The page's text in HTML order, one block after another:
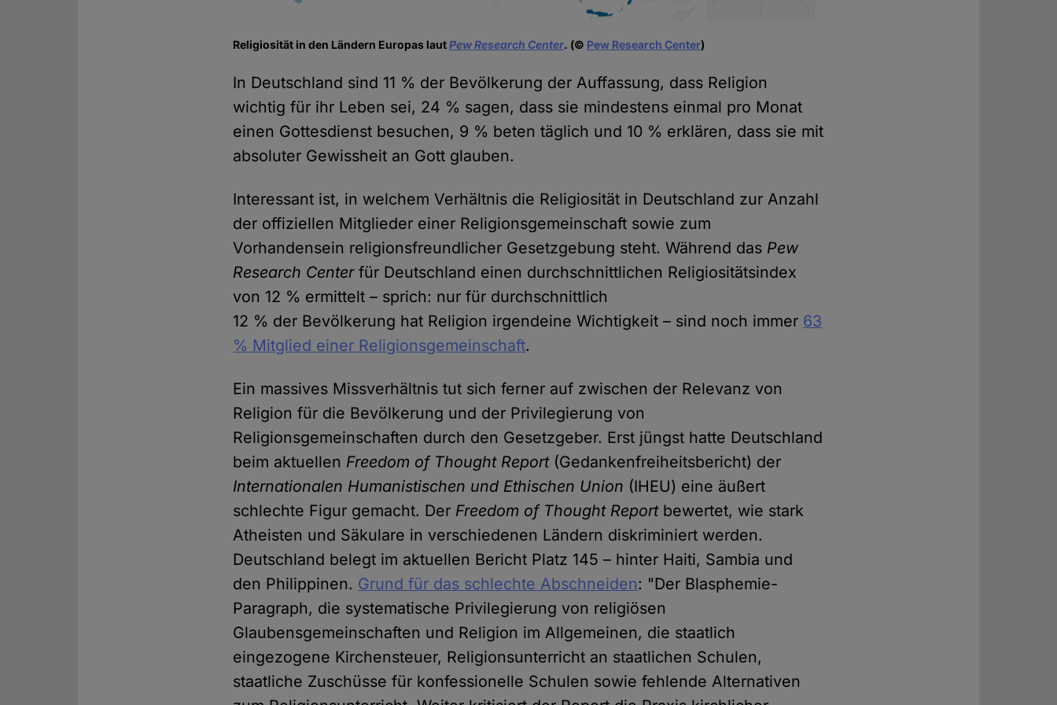
Religiosität in den Ländern Europas lautPew Research Center. (© Pew Research Center)
In Deutschland sind 11 % der Bevölkerung der Auffassung, dass Religion
wichtig für ihr Leben sei, 24 % sagen, dass sie mindestens einmal pro Monat
einen Gottesdienst besuchen, 9 % beten täglich und 10 % erklären, dass sie mit
absoluter Gewissheit an Gott glauben.
Interessant ist, in welchem Verhältnis die Religiosität in Deutschland zur Anzahl
der offiziellen Mitglieder einer Religionsgemeinschaft sowie zum
Vorhandensein religionsfreundlicher Gesetzgebung steht. Während das Pew
Research Centerfür Deutschland einen durchschnittlichen Religiositätsindex
von 12 % ermittelt – sprich: nur für durchschnittlich
12 % der Bevölkerung hat Religion irgendeine Wichtigkeit – sind noch immer 63
% Mitglied einer Religionsgemeinschaft.
Ein massives Missverhältnis tut sich ferner auf zwischen der Relevanz von
Religion für die Bevölkerung und der Privilegierung von
Religionsgemeinschaften durch den Gesetzgeber. Erst jüngst hatte Deutschland
beim aktuellen Freedom of Thought Report(Gedankenfreiheitsbericht) der
Internationalen Humanistischen und Ethischen Union (IHEU) eine äußert
schlechte Figur gemacht. Der Freedom of Thought Reportbewertet, wie stark
Atheisten und Säkulare in verschiedenen Ländern diskriminiert werden.
Deutschland belegt im aktuellen Bericht Platz 145 – hinter Haiti, Sambia und
den Philippinen. Grund für das schlechte Abschneiden: "Der Blasphemie-
Paragraph, die systematische Privilegierung von religiösen
Glaubensgemeinschaften und Religion im Allgemeinen, die staatlich
eingezogene Kirchensteuer, Religionsunterricht an staatlichen Schulen,
staatliche Zuschüsse für konfessionelle Schulen sowie fehlende Alternativen